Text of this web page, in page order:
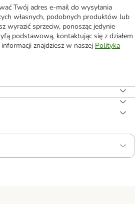
Twój adres e-mail do wysyłania
własnych, podobnych produktów lub
wyrazić sprzeciw, ponosząc jedynie
podstawową, kontaktując się z działem
znajdziesz w naszej Polityka